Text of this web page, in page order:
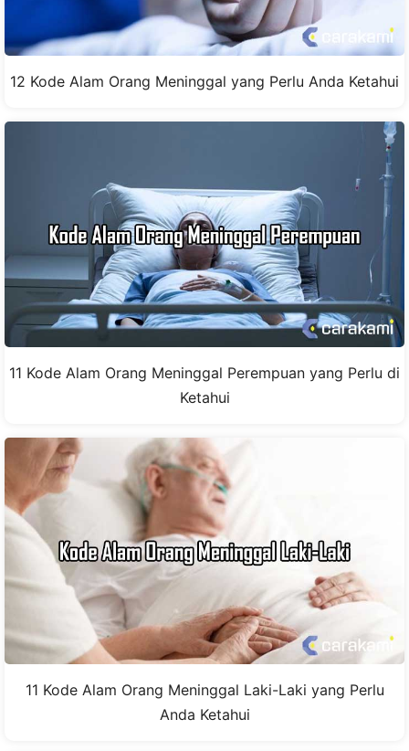
12 Kode Alam Orang Meninggal yang Perlu Anda Ketahui
11 Kode Alam Orang Meninggal Perempuan yang Perlu di
Ketahui
11 Kode Alam Orang Meninggal Laki-Laki yang Perlu
Anda Ketahui